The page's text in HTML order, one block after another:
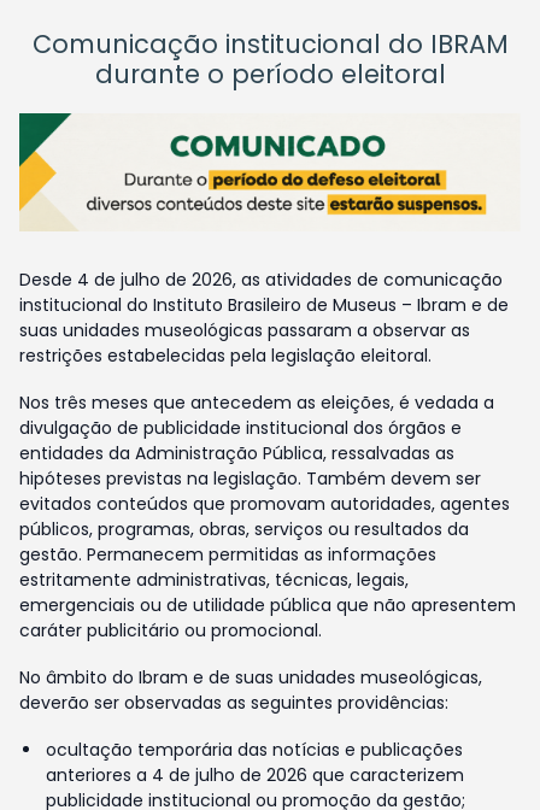
Comunicação institucional do IBRAM
durante o período eleitoral
Desde 4 de julho de 2026, as atividades de comunicação
institucional do Instituto Brasileiro de Museus – Ibram e de
suas unidades museológicas passaram a observar as
restrições estabelecidas pela legislação eleitoral.
Nos três meses que antecedem as eleições, é vedada a
divulgação de publicidade institucional dos órgãos e
entidades da Administração Pública, ressalvadas as
hipóteses previstas na legislação. Também devem ser
evitados conteúdos que promovam autoridades, agentes
públicos, programas, obras, serviços ou resultados da
gestão. Permanecem permitidas as informações
estritamente administrativas, técnicas, legais,
emergenciais ou de utilidade pública que não apresentem
caráter publicitário ou promocional.
No âmbito do Ibram e de suas unidades museológicas,
deverão ser observadas as seguintes providências:
ocultação temporária das notícias e publicações
anteriores a 4 de julho de 2026 que caracterizem
publicidade institucional ou promoção da gestão;